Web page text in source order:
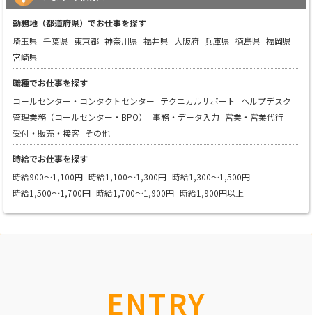
勤務地（都道府県）でお仕事を探す
埼玉県 千葉県 東京都 神奈川県 福井県 大阪府 兵庫県 徳島県 福岡県
宮崎県
職種でお仕事を探す
コールセンター・コンタクトセンター テクニカルサポート
ヘルプデスク
管理業務（コールセンター・BPO）
事務・データ入力 営業・営業代行
受付・販売・接客 その他
時給でお仕事を探す
時給900～1,100円 時給1,100～1,300円 時給1,300～1,500円
時給1,500～1,700円 時給1,700～1,900円 時給1,900円以上
ENTRY